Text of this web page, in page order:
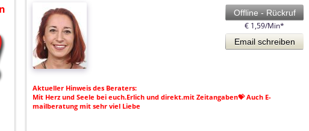
Aktueller Hinweis des Beraters:
Mit Herz und Seele bei euch.Erlich und direkt.mit Zeitangaben💝 Auch E-
mailberatung mit sehr viel Liebe
Offline - Rückruf
€ 1,59/Min*
Email schreiben